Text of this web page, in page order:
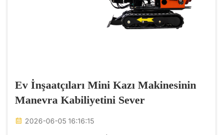
Ev İnşaatçıları Mini Kazı Makinesinin
Manevra Kabiliyetini Sever
2026-06-05 16:16:15